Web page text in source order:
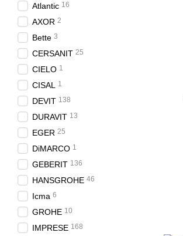
Atlantic 16
AXOR 2
Bette 3
CERSANIT 25
CIELO 1
CISAL 1
DEVIT 138
DURAVIT 13
EGER 25
DiMARCO 1
GEBERIT 136
HANSGROHE 46
Icma 6
GROHE 10
IMPRESE 168